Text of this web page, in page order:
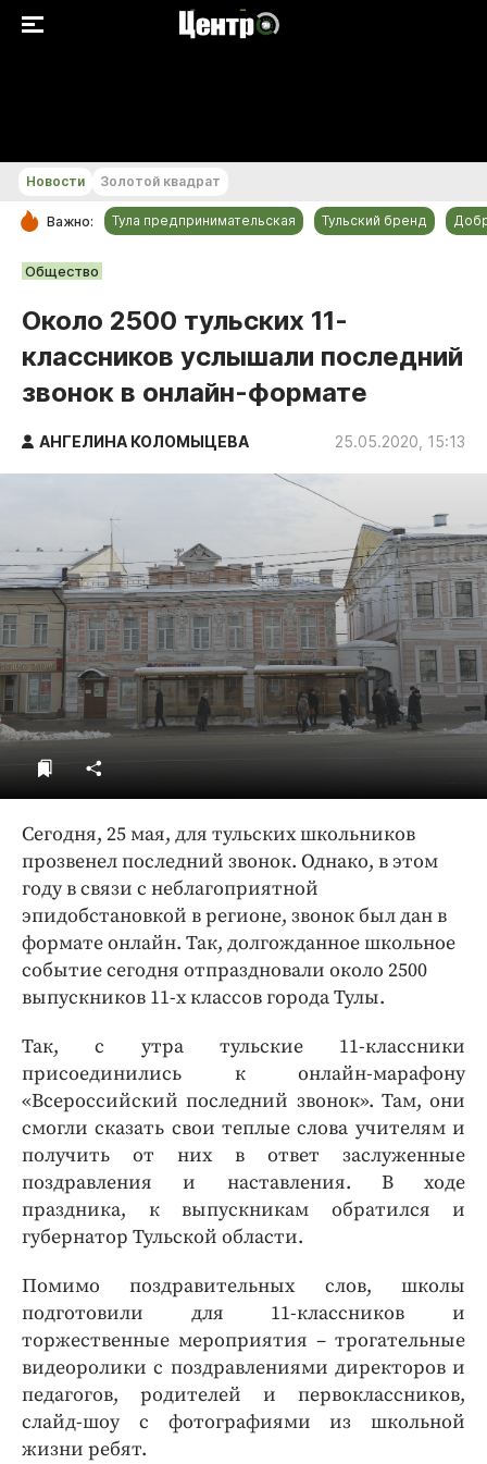
РУБРИКИ
Общество
Происшествия
Спорт
Тульский бренд
Тула предпринимательская
Голодный шпион
Новости Золотой квадрат
Важно: Тула предпринимательская Тульский бренд
Общество
Около 2500 тульских 11-
классников услышали последний
звонок в онлайн-формате
АНГЕЛИНА КОЛОМЫЦЕВА 25.05.2020, 15:13
Сегодня, 25 мая, для тульских школьников
прозвенел последний звонок. Однако, в этом
году в связи с неблагоприятной
эпидобстановкой в регионе, звонок был дан в
формате онлайн. Так, долгожданное школьное
событие сегодня отпраздновали около 2500
выпускников 11-х классов города Тулы.
Так, с утра тульские 11-классники
присоединились к онлайн-марафону
«Всероссийский последний звонок». Там, они
смогли сказать свои теплые слова учителям и
получить от них в ответ заслуженные
поздравления и наставления. В ходе
праздника, к выпускникам обратился и
губернатор Тульской области.
Помимо поздравительных слов, школы
подготовили для 11-классников и
торжественные мероприятия – трогательные
видеоролики с поздравлениями директоров и
педагогов, родителей и первоклассников,
слайд-шоу с фотографиями из школьной
жизни ребят.